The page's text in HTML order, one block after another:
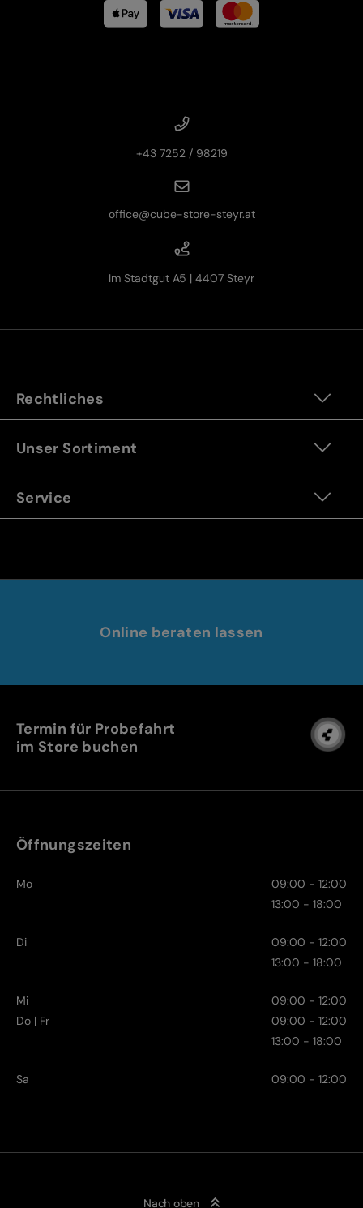
+43 7252 / 98219
office@cube-store-steyr.at
Im Stadtgut A5 | 4407 Steyr
Rechtliches
Unser Sortiment
Service
Online beraten lassen
Termin für Probefahrt
im Store buchen
Öffnungszeiten
Mo
09:00 - 12:00
13:00 - 18:00
Di
09:00 - 12:00
13:00 - 18:00
Mi
09:00 - 12:00
Do | Fr
09:00 - 12:00
13:00 - 18:00
Sa 09:00 - 12:00
Nach oben